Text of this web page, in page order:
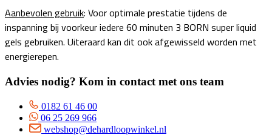
Aanbevolen gebruik: Voor optimale prestatie tijdens de
inspanning bij voorkeur iedere 60 minuten 3 BORN super liquid
gels gebruiken. Uiteraard kan dit ook afgewisseld worden met
energierepen.
Advies nodig? Kom in contact met ons team
0182 61 46 00
06 25 269 966
webshop@dehardloopwinkel.nl